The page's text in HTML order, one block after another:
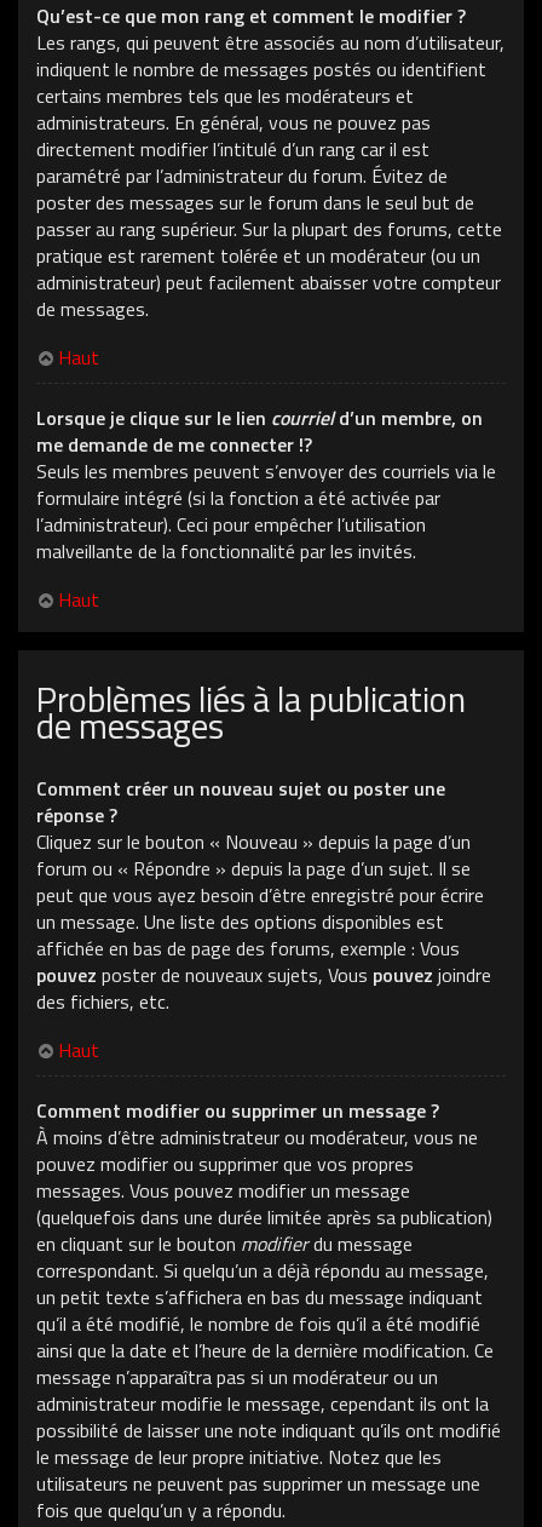
Qu’est-ce que mon rang et comment le modifier ?
Les rangs, qui peuvent être associés au nom d’utilisateur,
indiquent le nombre de messages postés ou identifient
certains membres tels que les modérateurs et
administrateurs. En général, vous ne pouvez pas
directement modifier l’intitulé d’un rang car il est
paramétré par l’administrateur du forum. Évitez de
poster des messages sur le forum dans le seul but de
passer au rang supérieur. Sur la plupart des forums, cette
pratique est rarement tolérée et un modérateur (ou un
administrateur) peut facilement abaisser votre compteur
de messages.
Haut
Lorsque je clique sur le lien courrield’un membre, on
me demande de me connecter !?
Seuls les membres peuvent s’envoyer des courriels via le
formulaire intégré (si la fonction a été activée par
l’administrateur). Ceci pour empêcher l’utilisation
malveillante de la fonctionnalité par les invités.
Haut
Problèmes liés à la publication
de messages
Comment créer un nouveau sujet ou poster une
réponse ?
Cliquez sur le bouton « Nouveau » depuis la page d’un
forum ou « Répondre » depuis la page d’un sujet. Il se
peut que vous ayez besoin d’être enregistré pour écrire
un message. Une liste des options disponibles est
affichée en bas de page des forums, exemple : Vous
pouvez poster de nouveaux sujets, Vous pouvez joindre
des fichiers, etc.
Haut
Comment modifier ou supprimer un message ?
À moins d’être administrateur ou modérateur, vous ne
pouvez modifier ou supprimer que vos propres
messages. Vous pouvez modifier un message
(quelquefois dans une durée limitée après sa publication)
en cliquant sur le bouton modifierdu message
correspondant. Si quelqu’un a déjà répondu au message,
un petit texte s’affichera en bas du message indiquant
qu’il a été modifié, le nombre de fois qu’il a été modifié
ainsi que la date et l’heure de la dernière modification. Ce
message n’apparaîtra pas si un modérateur ou un
administrateur modifie le message, cependant ils ont la
possibilité de laisser une note indiquant qu’ils ont modifié
le message de leur propre initiative. Notez que les
utilisateurs ne peuvent pas supprimer un message une
fois que quelqu’un y a répondu.